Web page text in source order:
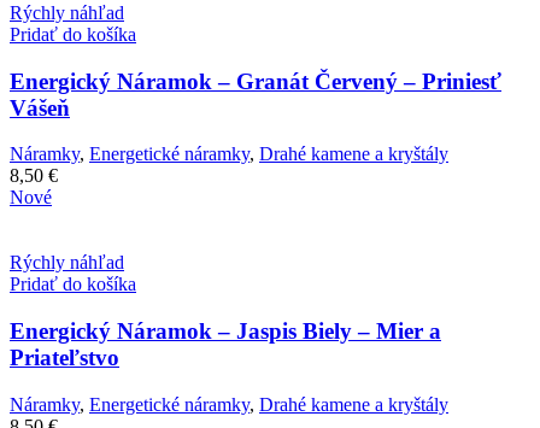
Rýchly náhľad
Pridať do košíka
Energický Náramok – Granát Červený – Priniesť
Vášeň
Náramky, Energetické náramky, Drahé kamene a kryštály
8,50 €
Nové
Rýchly náhľad
Pridať do košíka
Energický Náramok – Jaspis Biely – Mier a
Priateľstvo
Náramky, Energetické náramky, Drahé kamene a kryštály